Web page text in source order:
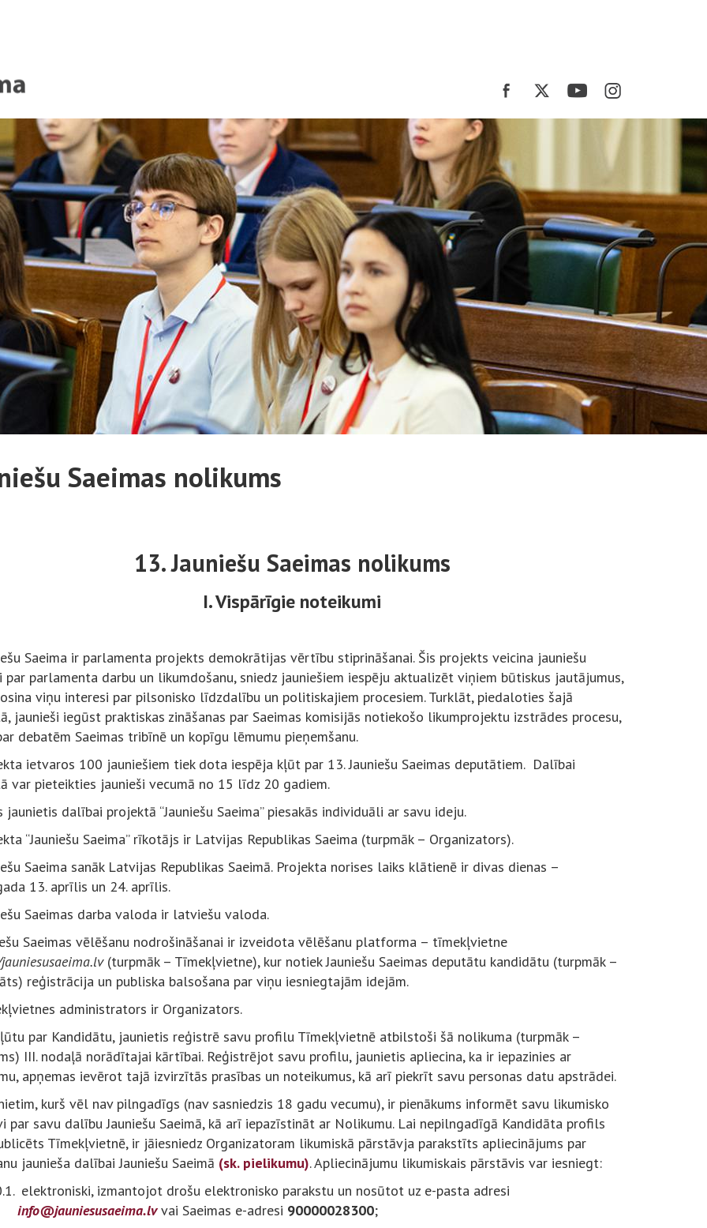
Saeimas nolikums
13. Jauniešu Saeimas nolikums
I. Vispārīgie noteikumi
Saeima ir parlamenta projekts demokrātijas vērtību stiprināšanai. Šis projekts veicina jauniešu
par parlamenta darbu un likumdošanu, sniedz jauniešiem iespēju aktualizēt viņiem būtiskus jautājumus,
viņu interesi par pilsonisko līdzdalību un politiskajiem procesiem. Turklāt, piedaloties šajā
jaunieši iegūst praktiskas zināšanas par Saeimas komisijās notiekošo likumprojektu izstrādes procesu,
debatēm Saeimas tribīnē un kopīgu lēmumu pieņemšanu.
ietvaros 100 jauniešiem tiek dota iespēja kļūt par 13. Jauniešu Saeimas deputātiem. Dalībai
var pieteikties jaunieši vecumā no 15 līdz 20 gadiem.
jaunietis dalībai projektā “Jauniešu Saeima” piesakās individuāli ar savu ideju.
“Jauniešu Saeima” rīkotājs ir Latvijas Republikas Saeima (turpmāk – Organizators).
Saeima sanāk Latvijas Republikas Saeimā. Projekta norises laiks klātienē ir divas dienas –
13. aprīlis un 24. aprīlis.
Saeimas darba valoda ir latviešu valoda.
Saeimas vēlēšanu nodrošināšanai ir izveidota vēlēšanu platforma – tīmekļvietne
(turpmāk – Tīmekļvietne), kur notiek Jauniešu Saeimas deputātu kandidātu (turpmāk –
reģistrācija un publiska balsošana par viņu iesniegtajām idejām.
administrators ir Organizators.
par Kandidātu, jaunietis reģistrē savu profilu Tīmekļvietnē atbilstoši šā nolikuma (turpmāk –
III. nodaļā norādītajai kārtībai. Reģistrējot savu profilu, jaunietis apliecina, ka ir iepazinies ar
apņemas ievērot tajā izvirzītās prasības un noteikumus, kā arī piekrīt savu personas datu apstrādei.
kurš vēl nav pilngadīgs (nav sasniedzis 18 gadu vecumu), ir pienākums informēt savu likumisko
par savu dalību Jauniešu Saeimā, kā arī iepazīstināt ar Nolikumu. Lai nepilngadīgā Kandidāta profils
Tīmekļvietnē, ir jāiesniedz Organizatoram likumiskā pārstāvja parakstīts apliecinājums par
jaunieša dalībai Jauniešu Saeimā (sk. pielikumu).Apliecinājumu likumiskais pārstāvis var iesniegt:
elektroniski, izmantojot drošu elektronisko parakstu un nosūtot uz e-pasta adresi
info@jauniesusaeima.lv vai Saeimas e-adresi 90000028300;